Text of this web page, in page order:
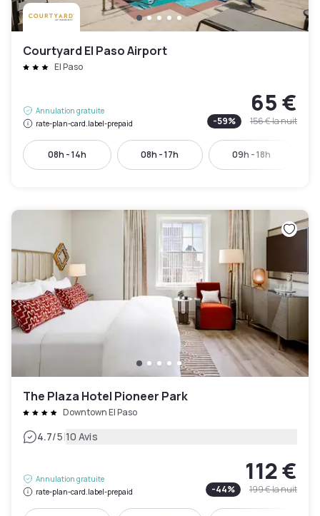
Courtyard El Paso Airport
El Paso
Annulation gratuite
rate-plan-card.label-prepaid
65 €
-59% 156 €la nuit
08h - 14h 08h - 17h 09h - 18h
The Plaza Hotel Pioneer Park
Downtown El Paso
4.7/5|10 Avis
Annulation gratuite
rate-plan-card.label-prepaid
112 €
-44% 199 €la nuit